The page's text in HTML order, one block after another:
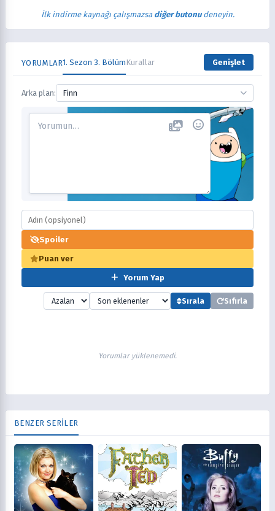
İlk indirme kaynağı çalışmazsa diğer butonudeneyin.
YORUMLAR1. Sezon 3. BölümKurallar Genişlet
Arka plan: Finn
Spoiler
Puan ver
Yorum Yap
Sırala Sıfırla
Yorumlar yüklenemedi.
BENZER SERİLER